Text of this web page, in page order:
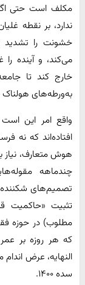
مکلف است حتی
ندارد، بر نقطه
خشونت را تشدید
می‌کند، و آینده
خارج کند تا
به‌ورطه‌های هولناک
واقع امر این
افتاده‌اند که نه
هوش متعارف،
چندماهه
تصمیم‌های
تثبیت «حاکمیت
مطلوب) در حوزه
که هر روزه بر
النهایه، عرض
سده ۱۴۰۰.